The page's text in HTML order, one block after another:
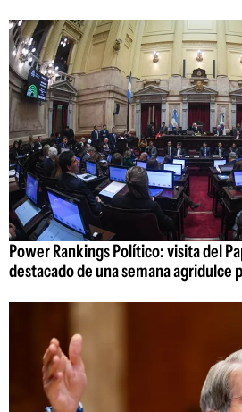
Power Rankings Político: visita del
destacado de una semana agridulce